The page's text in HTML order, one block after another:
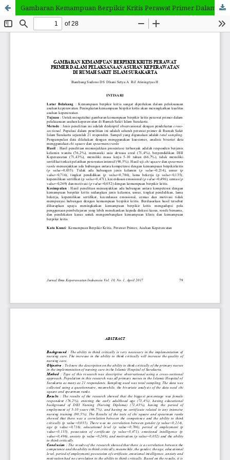
Gambaran Kemampuan Berpikir Kritis Perawat Primer Dalam Pelaksanaan Asuhan Keperawatan Di Rumah Sakit Islam Surakarta